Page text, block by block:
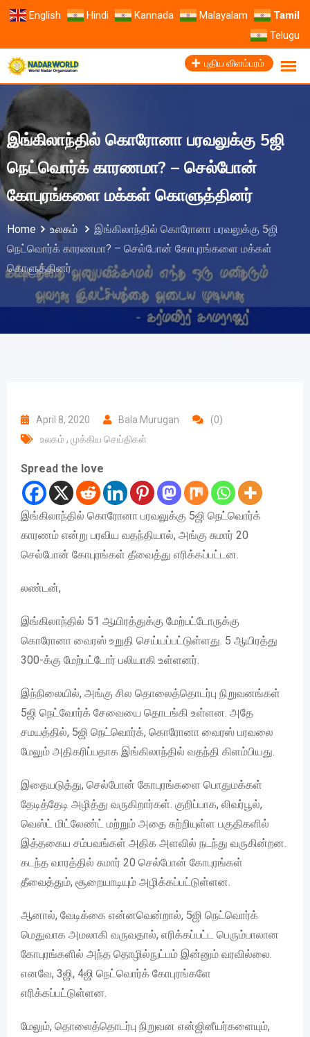
English Hindi Kannada Malayalam
Tamil
Telugu
புதிய விளம்பரம்
இங்கிலாந்தில் கொரோனா பரவலுக்கு 5ஜி
நெட்வொர்க் காரணமா? – செல்போன்
கோபுரங்களை மக்கள் கொளுத்தினர்
Home உலகம்
இங்கிலாந்தில் கொரோனா பரவலுக்கு 5ஜி
நெட்வொர்க் காரணமா? – செல்போன் கோபுரங்களை மக்கள்
கொளுத்தினர்
April 8, 2020 Bala Murugan
(0)
உலகம் , முக்கிய செய்திகள்
Spread the love
இங்கிலாந்தில் கொரோனா பரவலுக்கு 5ஜி நெட்வொர்க்
காரணம் என்று பரவிய வதந்தியால், அங்கு சுமார் 20
செல்போன் கோபுரங்கள் தீவைத்து எரிக்கப்பட்டன.
லண்டன்,
இங்கிலாந்தில் 51 ஆயிரத்துக்கு மேற்பட்டோருக்கு
கொரோனா வைரஸ் உறுதி செய்யப்பட்டுள்ளது. 5 ஆயிரத்து
300-க்கு மேற்பட்டோர் பலியாகி உள்ளனர்.
இந்நிலையில், அங்கு சில தொலைத்தொடர்பு நிறுவனங்கள்
5ஜி நெட்வோர்க் சேவையை தொடங்கி உள்ளன. அதே
சமயத்தில், 5ஜி நெட்வொர்க், கொரோனா வைரஸ் பரவலை
மேலும் அதிகரிப்பதாக இங்கிலாந்தில் வதந்தி கிளம்பியது.
இதையடுத்து, செல்போன் கோபுரங்களை பொதுமக்கள்
தேடித்தேடி அழித்து வருகிறார்கள். குறிப்பாக, லிவர்பூல்,
வெஸ்ட் மிட்லேண்ட் மற்றும் அதை சுற்றியுள்ள பகுதிகளில்
இத்தகைய சம்பவங்கள் அதிக அளவில் நடந்து வருகின்றன.
கடந்த வாரத்தில் சுமார் 20 செல்போன் கோபுரங்கள்
தீவைத்தும், சூறையாடியும் அழிக்கப்பட்டுள்ளன.
ஆனால், வேடிக்கை என்னவென்றால், 5ஜி நெட்வொர்க்
மெதுவாக அமலாகி வருவதால், எரிக்கப்பட்ட பெரும்பாலான
கோபுரங்களில் அந்த தொழில்நுட்பம் இன்னும் வரவில்லை.
எனவே, 3ஜி, 4ஜி நெட்வொர்க் கோபுரங்களே
எரிக்கப்பட்டுள்ளன.
மேலும், தொலைத்தொடர்பு நிறுவன என்ஜினீயர்களையும்,